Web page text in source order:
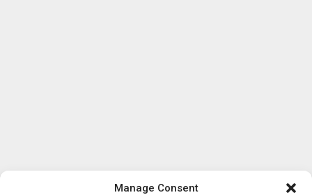
Manage Consent